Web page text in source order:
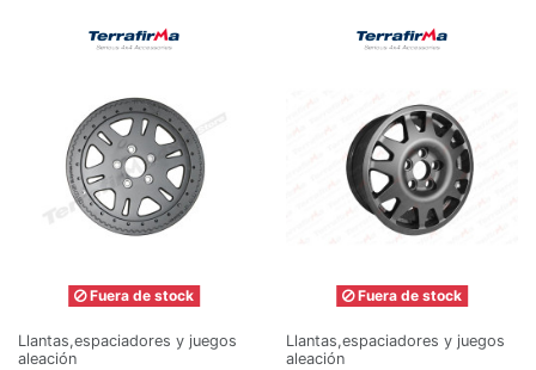
Fuera de stock
Llantas,espaciadores y juegos
aleación
Fuera de stock
Llantas,espaciadores y juegos
aleación